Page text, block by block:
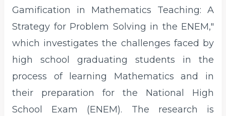
Gamification in Mathematics Teaching: A
Strategy for Problem Solving in the ENEM,"
which investigates the challenges faced by
high school graduating students in the
process of learning Mathematics and in
their preparation for the National High
School Exam (ENEM). The research is